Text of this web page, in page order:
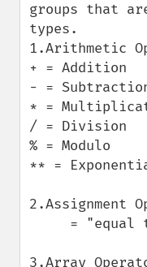
groups that
types.
1.Arithmetic
+ = Addition
- =
* =
/ = Division
% = Modulo
** =
2.Assignment
3.Array